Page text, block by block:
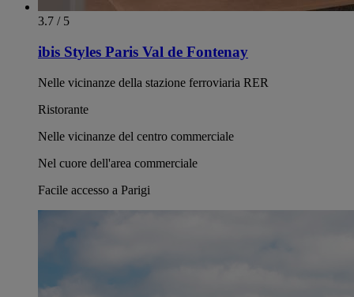
3.7 / 5
ibis Styles Paris Val de Fontenay
Nelle vicinanze della stazione ferroviaria RER
Ristorante
Nelle vicinanze del centro commerciale
Nel cuore dell'area commerciale
Facile accesso a Parigi